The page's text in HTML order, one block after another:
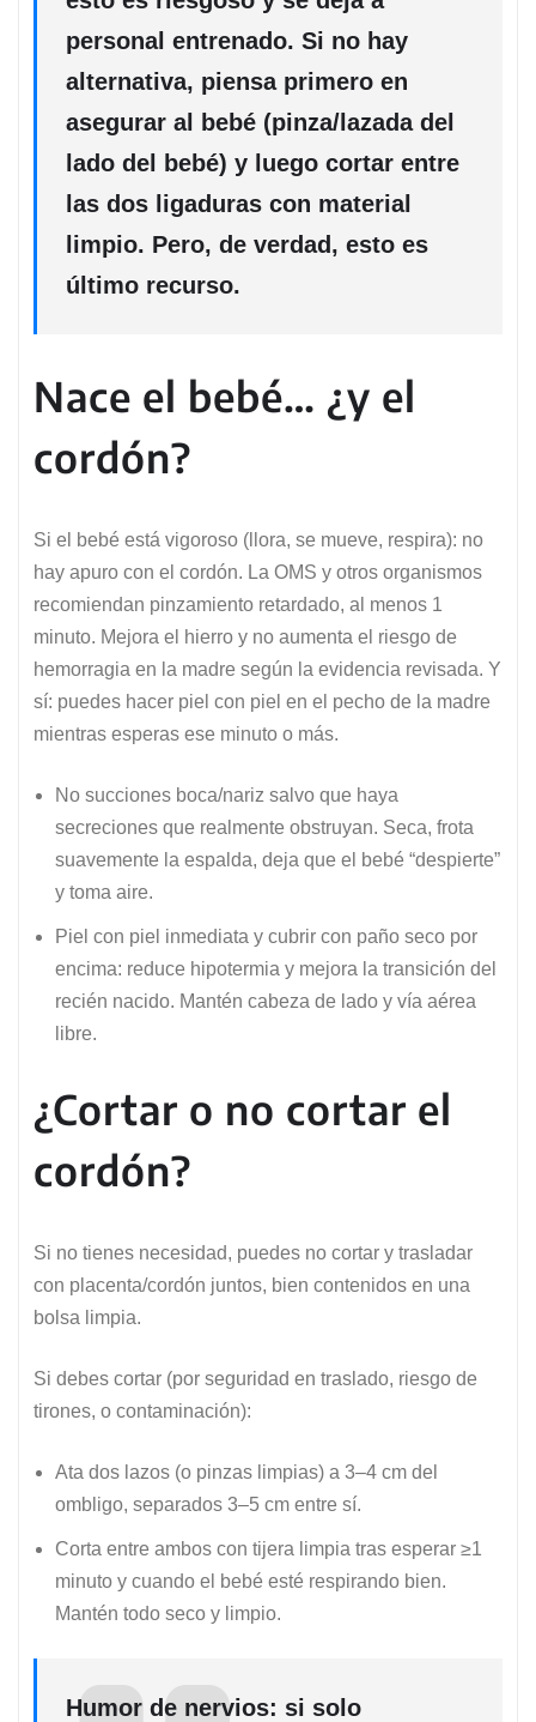
personal entrenado. Si no hay
alternativa, piensa primero en
asegurar al bebé (pinza/lazada del
lado del bebé) y luego cortar entre
las dos ligaduras con material
limpio. Pero, de verdad, esto es
último recurso.
Nace el bebé… ¿y el
cordón?
Si el bebé está vigoroso (llora, se mueve, respira): no
hay apuro con el cordón. La OMS y otros organismos
recomiendan pinzamiento retardado, al menos 1
minuto. Mejora el hierro y no aumenta el riesgo de
hemorragia en la madre según la evidencia revisada. Y
sí: puedes hacer piel con piel en el pecho de la madre
mientras esperas ese minuto o más.
No succiones boca/nariz salvo que haya
secreciones que realmente obstruyan. Seca, frota
suavemente la espalda, deja que el bebé “despierte”
y toma aire.
Piel con piel inmediata y cubrir con paño seco por
encima: reduce hipotermia y mejora la transición del
recién nacido. Mantén cabeza de lado y vía aérea
libre.
¿Cortar o no cortar el
cordón?
Si no tienes necesidad, puedes no cortar y trasladar
con placenta/cordón juntos, bien contenidos en una
bolsa limpia.
Si debes cortar (por seguridad en traslado, riesgo de
tirones, o contaminación):
Ata dos lazos (o pinzas limpias) a 3–4 cm del
ombligo, separados 3–5 cm entre sí.
Corta entre ambos con tijera limpia tras esperar ≥1
minuto y cuando el bebé esté respirando bien.
Mantén todo seco y limpio.
Humor de nervios: si solo